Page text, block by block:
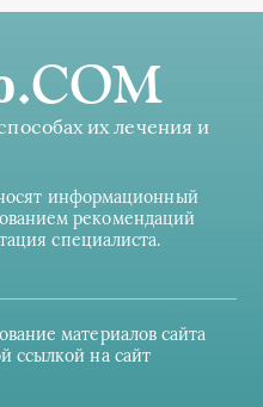
их лечения и
информационный
рекомендаций
специалиста.
материалов сайта
ссылкой на сайт